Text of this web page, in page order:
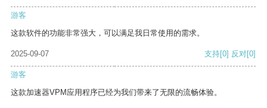
游客
这款软件的功能非常强大，可以满足我日常使用的需求。
2025-09-07 支持[0] 反对[0]
游客
这款加速器VPM应用程序已经为我们带来了无限的流畅体验。